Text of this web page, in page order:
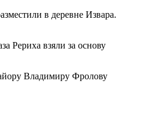
в деревне Извара.
Рериха взяли за основу
Владимиру Фролову